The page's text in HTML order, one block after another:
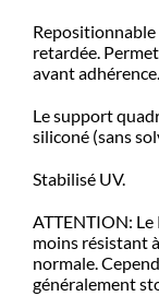
Repositionnable
retardée.
avant adhérence.
Le support
siliconé (sans
Stabilisé UV.
ATTENTION: Le
moins résistant
normale.
généralement